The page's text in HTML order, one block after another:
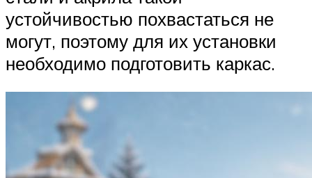
устойчивостью похвастаться не
могут, поэтому для их установки
необходимо подготовить каркас.